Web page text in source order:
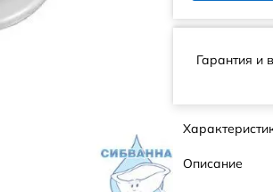
Гарантия и
Описание